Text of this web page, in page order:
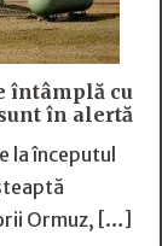
întâmplă cu
în alertă
la începutul
Ormuz, […]